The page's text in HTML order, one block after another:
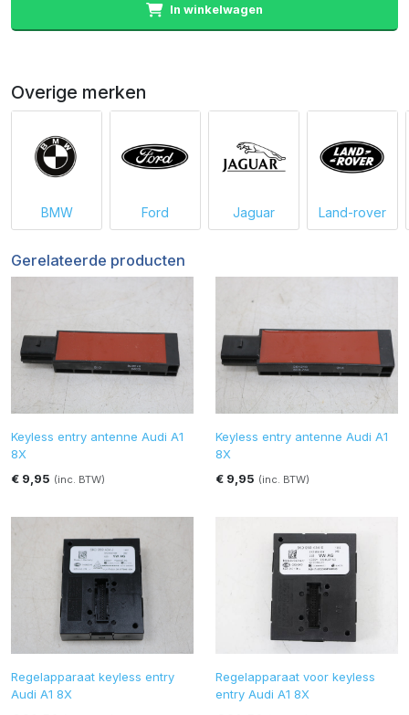
In winkelwagen
Overige merken
BMW Ford Jaguar Land-rover
Gerelateerde producten
Keyless entry antenne Audi A1
8X
€ 9,95 (inc. BTW)
Keyless entry antenne Audi A1
8X
€ 9,95 (inc. BTW)
Regelapparaat keyless entry
Audi A1 8X
Regelapparaat voor keyless
entry Audi A1 8X